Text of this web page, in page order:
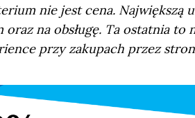
nie jest cena. Największą
na obsługę. Ta ostatnia
przy zakupach przez